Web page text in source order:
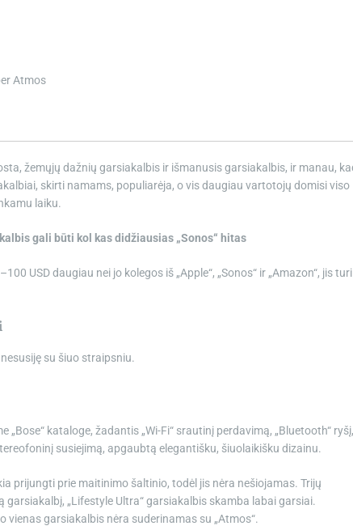
Atmos
žemųjų dažnių garsiakalbis ir išmanusis garsiakalbis, ir manau,
skirti namams, populiarėja, o vis daugiau vartotojų domisi viso
laiku.
gali būti kol kas didžiausias „Sonos“ hitas
USD daugiau nei jo kolegos iš „Apple“, „Sonos“ ir „Amazon“, jis turi
su šiuo straipsniu.
kataloge, žadantis „Wi-Fi“ srautinį perdavimą, „Bluetooth“ ryšį,
susiejimą, apgaubtą elegantišku, šiuolaikišku dizainu.
prijungti prie maitinimo šaltinio, todėl jis nėra nešiojamas. Trijų
„Lifestyle Ultra“ garsiakalbis skamba labai garsiai.
garsiakalbis nėra suderinamas su „Atmos“.